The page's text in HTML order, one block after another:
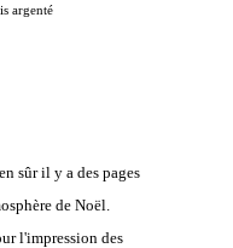
argenté
sûr il y a des pages
de Noël.
l'impression des